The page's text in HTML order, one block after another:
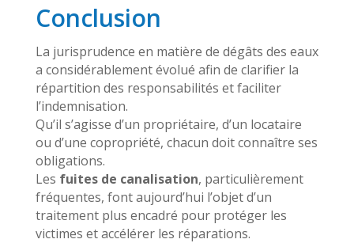
Conclusion
La jurisprudence en matière de dégâts des eaux
a considérablement évolué afin de clarifier la
répartition des responsabilités et faciliter
l’indemnisation.
Qu’il s’agisse d’un propriétaire, d’un locataire
ou d’une copropriété, chacun doit connaître ses
obligations.
Les fuites de canalisation, particulièrement
fréquentes, font aujourd’hui l’objet d’un
traitement plus encadré pour protéger les
victimes et accélérer les réparations.